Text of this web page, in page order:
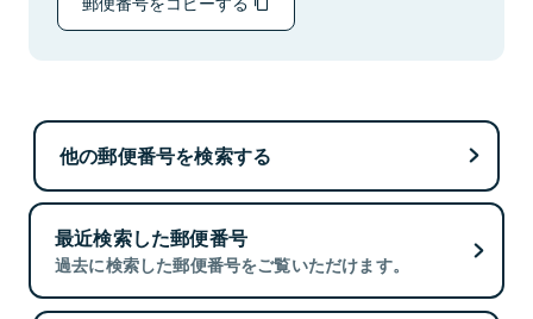
他の郵便番号を検索する
最近検索した郵便番号
過去に検索した郵便番号をご覧いただけます。